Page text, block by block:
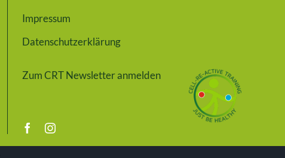
Impressum
Datenschutzerklärung
Zum CRT Newsletter anmelden